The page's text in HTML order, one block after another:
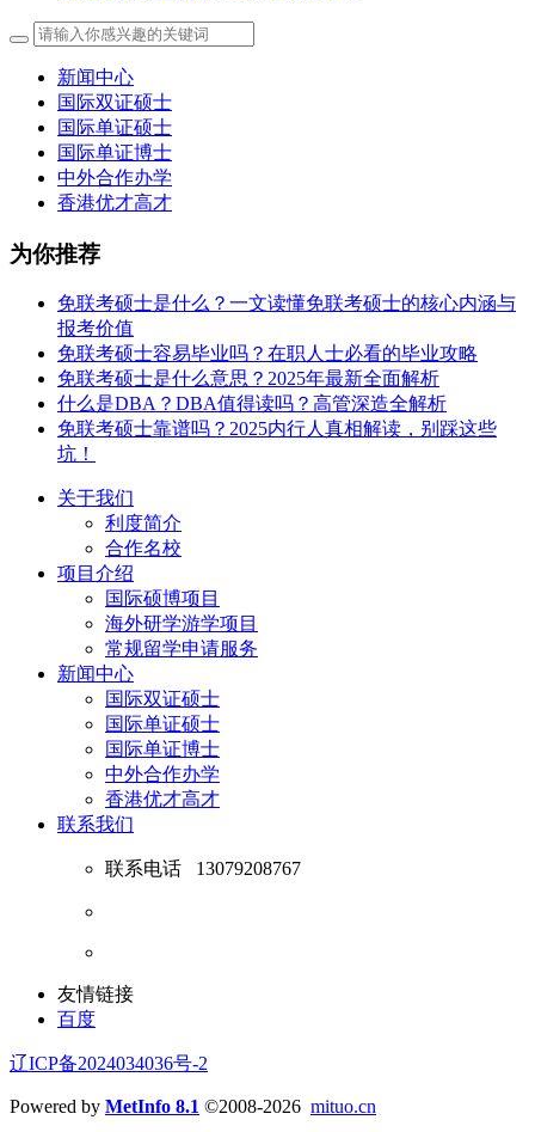
新闻中心
国际双证硕士
国际单证硕士
国际单证博士
中外合作办学
香港优才高才
为你推荐
免联考硕士是什么？一文读懂免联考硕士的核心内涵与
报考价值
免联考硕士容易毕业吗？在职人士必看的毕业攻略
免联考硕士是什么意思？2025年最新全面解析
什么是DBA？DBA值得读吗？高管深造全解析
免联考硕士靠谱吗？2025内行人真相解读，别踩这些
坑！
关于我们
利度简介
合作名校
项目介绍
国际硕博项目
海外研学游学项目
常规留学申请服务
新闻中心
国际双证硕士
国际单证硕士
国际单证博士
中外合作办学
香港优才高才
联系我们
联系电话 13079208767
友情链接
百度
辽ICP备2024034036号-2
Powered by MetInfo 8.1 ©2008-2026 mituo.cn